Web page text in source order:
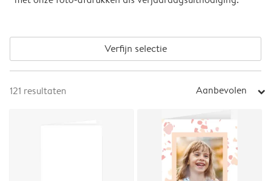
Verfijn selectie
121 resultaten Aanbevolen arrow_right